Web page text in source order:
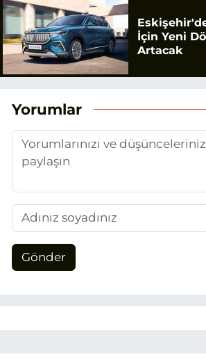
İçin Yeni
Artacak
Yorumlar
Gönder